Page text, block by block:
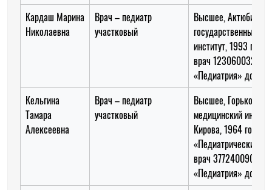
Кардаш Марина
Николаевна
Врач – педиатр
участковый
Высшее,
государственный
институт, 1993 год
врач 123060032277
«Педиатрия» до
Кельгина
Тамара
Алексеевна
Врач – педиатр
участковый
Высшее,
медицинский
Кирова, 1964 год
«Педиатрический
врач 377240090880
«Педиатрия» до